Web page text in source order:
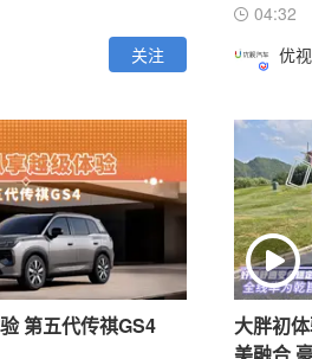
关注
04:32
优
第五代传祺GS4
大胖初